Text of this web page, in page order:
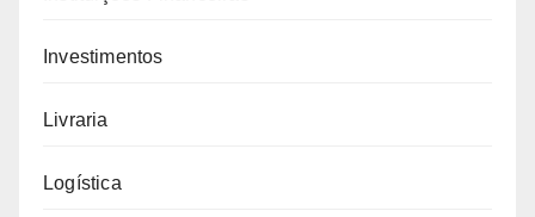
Investimentos
Livraria
Logística